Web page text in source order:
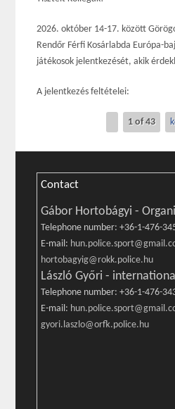
2026. október 14-17. között
Rendőr Férfi Kosárlabda Európa-
játékosok jelentkezését, akik
A jelentkezés feltételei:
1 of 43
Contact
Gábor Hortobágyi -
Telephone number: +36-1-476-
E-mail:
hortobagyig@rokk.police.hu
László Győri -
Telephone number: +36-1-476-
E-mail:
gyori.laszlo@orfk.police.hu